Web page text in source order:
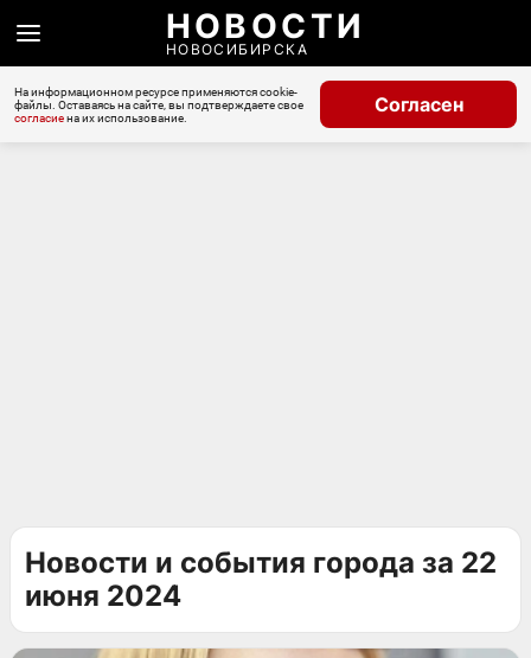
НОВОСТИ
НОВОСИБИРСКА
На информационном ресурсе применяются cookie-
файлы. Оставаясь на сайте, вы подтверждаете свое
согласиена их использование.
Согласен
Новости и события города за 22
июня 2024